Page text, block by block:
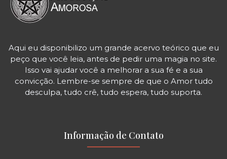
Aqui eu disponibilizo um grande acervo teórico que eu
peço que você leia, antes de pedir uma magia no site.
Isso vai ajudar você a melhorar a sua fé e a sua
convicção. Lembre-se sempre de que o Amor tudo
desculpa, tudo crê, tudo espera, tudo suporta.
Informação de Contato